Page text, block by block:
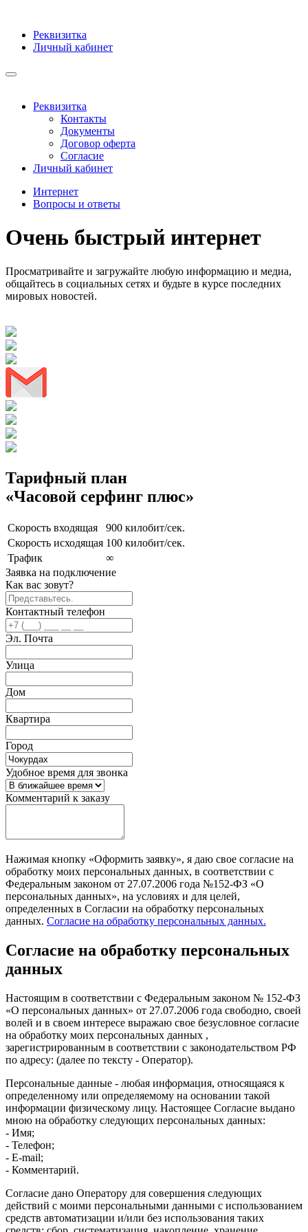
Реквизитка
Личный кабинет
Реквизитка
Контакты
Документы
Договор оферта
Согласие
Личный кабинет
Интернет
Вопросы и ответы
Очень быстрый интернет
Просматривайте и загружайте любую информацию и медиа,
общайтесь в социальных сетях и будьте в курсе последних
мировых новостей.
Тарифный план
«Часовой серфинг плюс»
Скорость входящая
900 килобит/сек.
Скорость исходящая 100 килобит/сек.
Трафик
∞
Заявка на подключение
Как вас зовут?
Контактный телефон
Эл. Почта
Улица
Дом
Квартира
Город
Удобное время для звонка
Комментарий к заказу
Нажимая кнопку «Оформить заявку», я даю свое согласие на
обработку моих персональных данных, в соответствии с
Федеральным законом от 27.07.2006 года №152-ФЗ «О
персональных данных», на условиях и для целей,
определенных в Согласии на обработку персональных
данных. Согласие на обработку персональных данных.
Согласие на обработку персональных
данных
Настоящим в соответствии с Федеральным законом № 152-ФЗ
«О персональных данных» от 27.07.2006 года свободно, своей
волей и в своем интересе выражаю свое безусловное согласие
на обработку моих персональных данных ,
зарегистрированным в соответствии с законодательством РФ
по адресу: (далее по тексту - Оператор).
Персональные данные - любая информация, относящаяся к
определенному или определяемому на основании такой
информации физическому лицу. Настоящее Согласие выдано
мною на обработку следующих персональных данных:
- Имя;
- Телефон;
- E-mail;
- Комментарий.
Согласие дано Оператору для совершения следующих
действий с моими персональными данными с использованием
средств автоматизации и/или без использования таких